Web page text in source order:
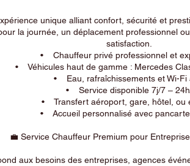
unique alliant confort, sécurité et
la journée, un déplacement professionnel
satisfaction.
• Chauffeur privé professionnel et
• Véhicules haut de gamme : Mercedes
• Eau, rafraîchissements et Wi-Fi
• Service disponible 7j/7 –
• Transfert aéroport, gare, hôtel, ou
• Accueil personnalisé avec pancarte
💼 Service Chauffeur Premium pour
aux besoins des entreprises, agences